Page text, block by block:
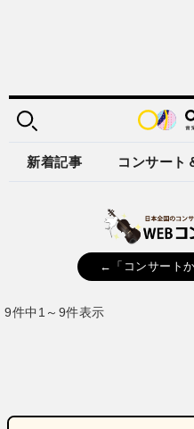
新着記事 コンサート
←「コンサート
9件中1～9件表示